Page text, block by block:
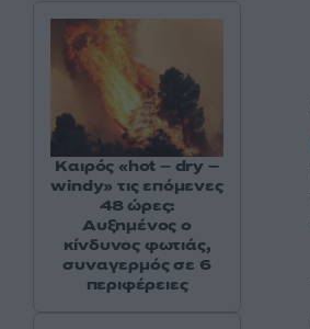
Καιρός «hot – dry –
windy» τις επόμενες
48 ώρες:
Αυξημένος ο
κίνδυνος φωτιάς,
συναγερμός σε 6
περιφέρειες